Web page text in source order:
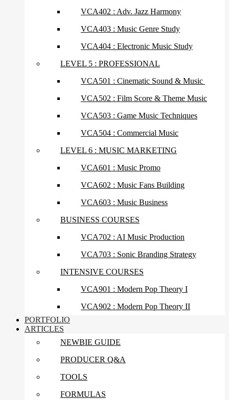
VCA402 : Adv. Jazz Harmony
VCA403 : Music Genre Study
VCA404 : Electronic Music Study
LEVEL 5 : PROFESSIONAL
VCA501 : Cinematic Sound & Music
VCA502 : Film Score & Theme Music
VCA503 : Game Music Techniques
VCA504 : Commercial Music
LEVEL 6 : MUSIC MARKETING
VCA601 : Music Promo
VCA602 : Music Fans Building
VCA603 : Music Business
BUSINESS COURSES
VCA702 : AI Music Production
VCA703 : Sonic Branding Strategy
INTENSIVE COURSES
VCA901 : Modern Pop Theory I
VCA902 : Modern Pop Theory II
PORTFOLIO
ARTICLES
NEWBIE GUIDE
PRODUCER Q&A
TOOLS
FORMULAS